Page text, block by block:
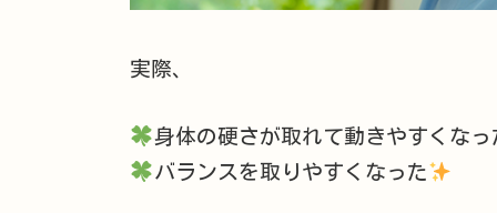
実際、
身体の硬さが取れて動きやすくなっ
バランスを取りやすくなった